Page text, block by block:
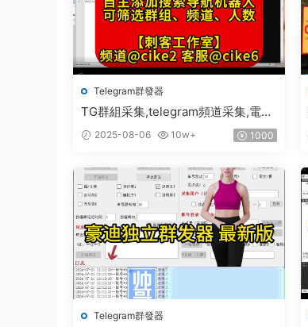
Telegram群發器
TG群組采集,telegram頻道采集,電報
群鏈接采集,飛機頻道鏈接采集,群組
采集,頻道采集,群鏈接采集,頻道鏈接
2025-08-06 10w+ 1000
Telegram群發器